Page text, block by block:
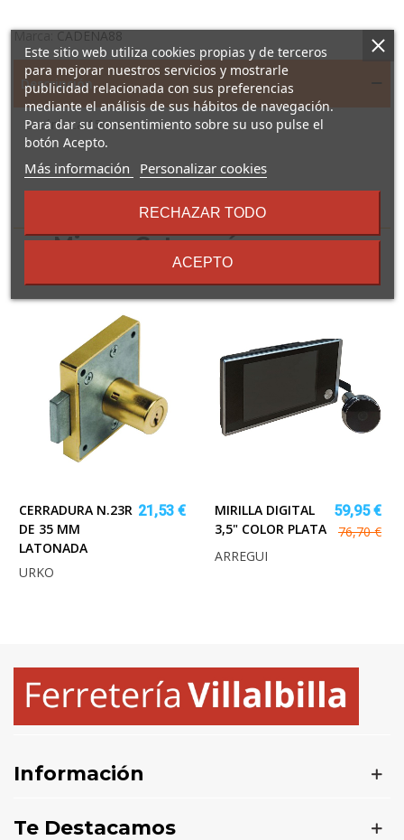
Marca: CADENA88
Descripción
Excéntrica 15 mm.
16 Otros Productos En La
Misma Categoría:
CERRADURA N.23R
DE 35 MM
LATONADA
21,53 €
URKO
MIRILLA DIGITAL
3,5" COLOR PLATA
59,95 €
76,70 €
ARREGUI
Información
Te Destacamos
Este sitio web utiliza cookies propias y de terceros
para mejorar nuestros servicios y mostrarle
publicidad relacionada con sus preferencias
mediante el análisis de sus hábitos de navegación.
Para dar su consentimiento sobre su uso pulse el
botón Acepto.
Más información
sobre
términos
condiciones
Personalizar cookies
RECHAZAR TODO
ACEPTO